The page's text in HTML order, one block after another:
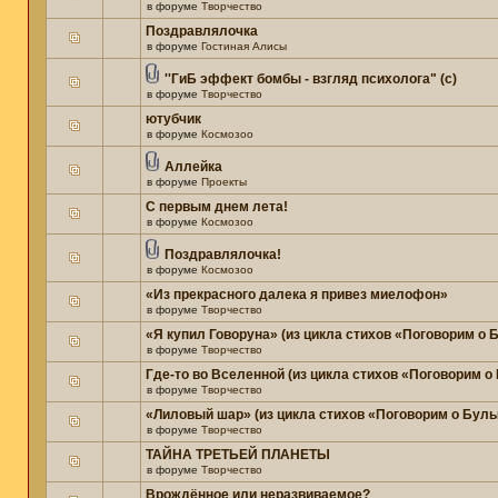
в форуме Творчество
Поздравлялочка
в форуме Гостиная Алисы
''ГиБ эффект бомбы - взгляд психолога" (c)
в форуме Творчество
ютубчик
в форуме Космозоо
Аллейка
в форуме Проекты
С первым днем лета!
в форуме Космозоо
Поздравлялочка!
в форуме Космозоо
«Из прекрасного далека я привез миелофон»
в форуме Творчество
«Я купил Говоруна» (из цикла стихов «Поговорим о
в форуме Творчество
Где-то во Вселенной (из цикла стихов «Поговорим
в форуме Творчество
«Лиловый шар» (из цикла стихов «Поговорим о
в форуме Творчество
ТАЙНА ТРЕТЬЕЙ ПЛАНЕТЫ
в форуме Творчество
Врождённое или неразвиваемое?